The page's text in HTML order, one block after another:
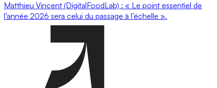
Matthieu Vincent (DigitalFoodLab) : « Le point essentiel de
l’année 2026 sera celui du passage à l’échelle ».